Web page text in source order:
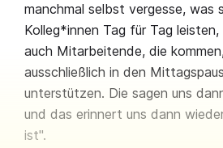
manchmal selbst vergesse, was
Kolleg*innen Tag für Tag
auch Mitarbeitende, die
ausschließlich in den
unterstützen. Die sagen uns
und das erinnert uns dann
ist".